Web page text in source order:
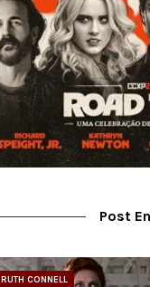
Post
RUTH CONNELL